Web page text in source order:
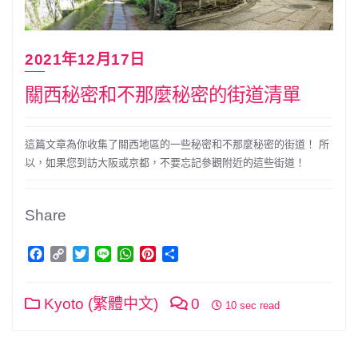
2021年12月17日
關西秘密和不那麼秘密的街道清單
這篇文章為你收集了關西地區的一些秘密和不那麼秘密的街道！ 所
以，如果您到訪大阪或京都，不要忘記參觀附近的這些街道！
Share
Facebook
Copy TwitterLine WhatsApp
Pinterest
Kyoto (繁體中文) 0 10 sec read